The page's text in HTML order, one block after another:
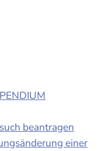
beantragen
einer